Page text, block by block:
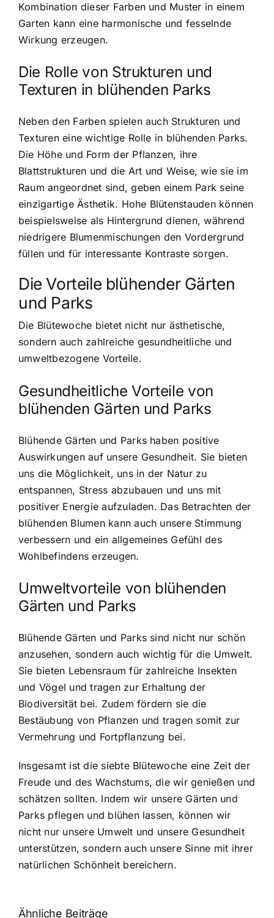
Kombination dieser Farben und Muster in einem
Garten kann eine harmonische und fesselnde
Wirkung erzeugen.
Die Rolle von Strukturen und
Texturen in blühenden Parks
Neben den Farben spielen auch Strukturen und
Texturen eine wichtige Rolle in blühenden Parks.
Die Höhe und Form der Pflanzen, ihre
Blattstrukturen und die Art und Weise, wie sie im
Raum angeordnet sind, geben einem Park seine
einzigartige Ästhetik. Hohe Blütenstauden können
beispielsweise als Hintergrund dienen, während
niedrigere Blumenmischungen den Vordergrund
füllen und für interessante Kontraste sorgen.
Die Vorteile blühender Gärten
und Parks
Die Blütewoche bietet nicht nur ästhetische,
sondern auch zahlreiche gesundheitliche und
umweltbezogene Vorteile.
Gesundheitliche Vorteile von
blühenden Gärten und Parks
Blühende Gärten und Parks haben positive
Auswirkungen auf unsere Gesundheit. Sie bieten
uns die Möglichkeit, uns in der Natur zu
entspannen, Stress abzubauen und uns mit
positiver Energie aufzuladen. Das Betrachten der
blühenden Blumen kann auch unsere Stimmung
verbessern und ein allgemeines Gefühl des
Wohlbefindens erzeugen.
Umweltvorteile von blühenden
Gärten und Parks
Blühende Gärten und Parks sind nicht nur schön
anzusehen, sondern auch wichtig für die Umwelt.
Sie bieten Lebensraum für zahlreiche Insekten
und Vögel und tragen zur Erhaltung der
Biodiversität bei. Zudem fördern sie die
Bestäubung von Pflanzen und tragen somit zur
Vermehrung und Fortpflanzung bei.
Insgesamt ist die siebte Blütewoche eine Zeit der
Freude und des Wachstums, die wir genießen und
schätzen sollten. Indem wir unsere Gärten und
Parks pflegen und blühen lassen, können wir
nicht nur unsere Umwelt und unsere Gesundheit
unterstützen, sondern auch unsere Sinne mit ihrer
natürlichen Schönheit bereichern.
Ähnliche Beiträge